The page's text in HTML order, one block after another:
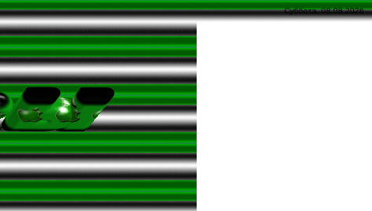
Суббота, 08.08.2026